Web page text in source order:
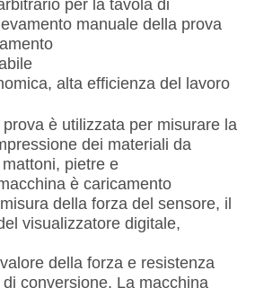
per la tavola di
manuale della prova
alta efficienza del lavoro
è utilizzata per misurare la
dei materiali da
pietre e
è caricamento
della forza del sensore, il
visualizzatore digitale,
della forza e resistenza
conversione. La macchina